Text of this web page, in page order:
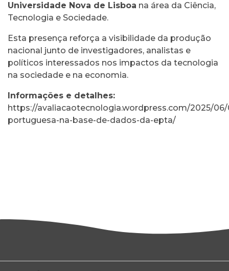
Universidade Nova de Lisboa na área da Ciência,
Tecnologia e Sociedade.
Esta presença reforça a visibilidade da produção
nacional junto de investigadores, analistas e
políticos interessados nos impactos da tecnologia
na sociedade e na economia.
Informações e detalhes:
https://avaliacaotecnologia.wordpress.com/2025/
portuguesa-na-base-de-dados-da-epta/